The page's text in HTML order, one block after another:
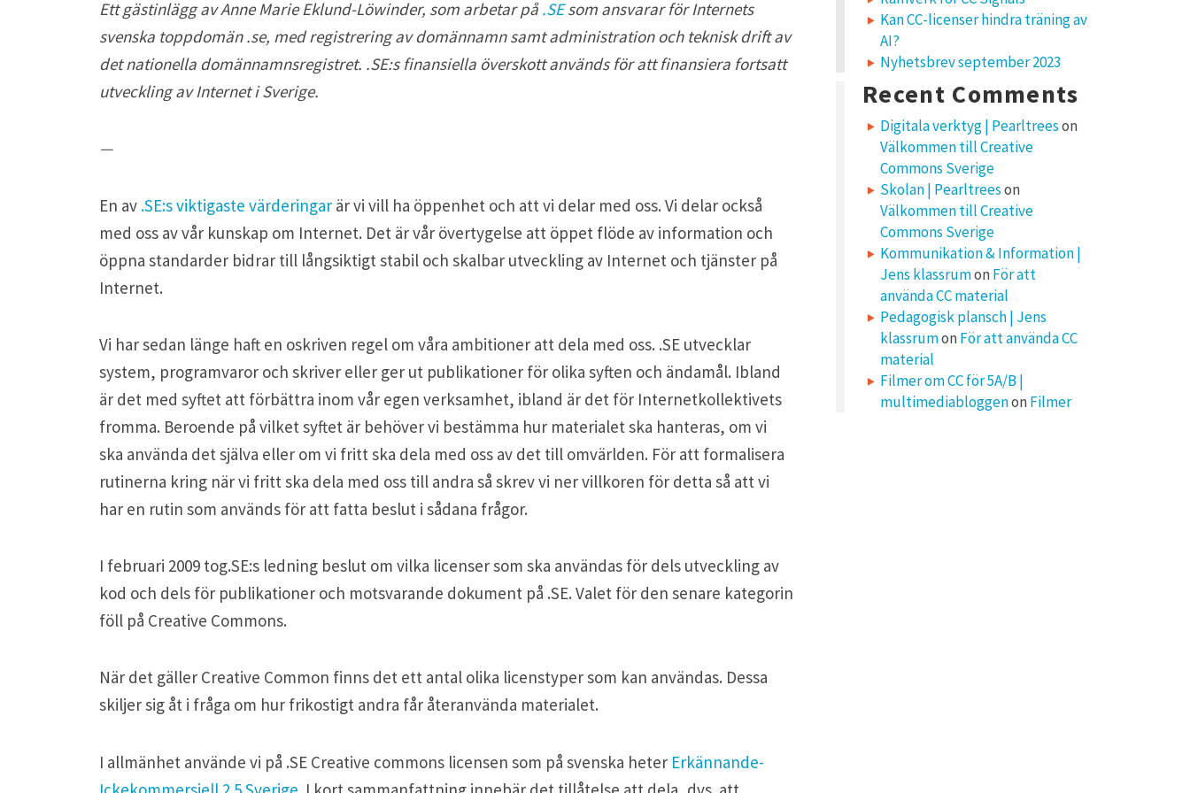
Ett gästinlägg av Anne Marie Eklund-Löwinder, som arbetar på.SEsom ansvarar för Internets
svenska toppdomän .se, med registrering av domännamn samt administration och teknisk drift av
det nationella domännamnsregistret. .SE:s finansiella överskott används för att finansiera fortsatt
utveckling av Internet i Sverige.
—
En av .SE:s viktigaste värderingar är vi vill ha öppenhet och att vi delar med oss. Vi delar också
med oss av vår kunskap om Internet. Det är vår övertygelse att öppet flöde av information och
öppna standarder bidrar till långsiktigt stabil och skalbar utveckling av Internet och tjänster på
Internet.
Vi har sedan länge haft en oskriven regel om våra ambitioner att dela med oss. .SE utvecklar
system, programvaror och skriver eller ger ut publikationer för olika syften och ändamål. Ibland
är det med syftet att förbättra inom vår egen verksamhet, ibland är det för Internetkollektivets
fromma. Beroende på vilket syftet är behöver vi bestämma hur materialet ska hanteras, om vi
ska använda det själva eller om vi fritt ska dela med oss av det till omvärlden. För att formalisera
rutinerna kring när vi fritt ska dela med oss till andra så skrev vi ner villkoren för detta så att vi
har en rutin som används för att fatta beslut i sådana frågor.
I februari 2009 tog.SE:s ledning beslut om vilka licenser som ska användas för dels utveckling av
kod och dels för publikationer och motsvarande dokument på .SE. Valet för den senare kategorin
föll på Creative Commons.
När det gäller Creative Common finns det ett antal olika licenstyper som kan användas. Dessa
skiljer sig åt i fråga om hur frikostigt andra får återanvända materialet.
I allmänhet använde vi på .SE Creative commons licensen som på svenska heter Erkännande-
Kan CC-licenser hindra träning av
AI?
Nyhetsbrev september 2023
Recent Comments
Digitala verktyg | Pearltreeson
Välkommen till Creative
Commons Sverige
Skolan | Pearltreeson
Välkommen till Creative
Commons Sverige
Kommunikation & Information |
Jens klassrumon För att
använda CC material
Pedagogisk plansch | Jens
klassrumon För att använda CC
material
Filmer om CC för 5A/B |
multimediabloggenon Filmer